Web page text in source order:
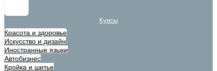
Курсы
Красота и здоровье
Искусство и дизайн
Иностранные языки
Автобизнес
Кройка и шитье